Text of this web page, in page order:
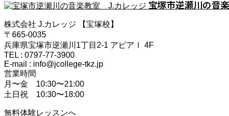
宝塚市逆瀬川の音
株式会社 J.カレッジ 【宝塚校】
〒665-0035
兵庫県宝塚市逆瀬川1丁目2-1 アピアⅠ 4F
TEL : 0797-77-3900
E-mail : info@jcollege-tkz.jp
営業時間
月〜金 10:30〜21:00
土日祝 10:30〜18:00
無料体験レッスンへ